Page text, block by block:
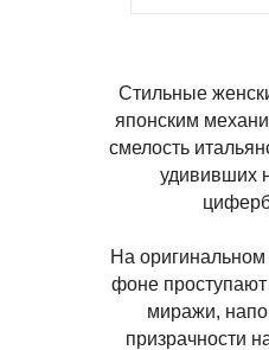
Описание
Стильные
японским
смелость
удививших
На
фоне
миражи,
призрачности